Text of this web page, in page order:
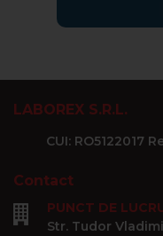
LABOREX S.R.L.
CUI: RO5122017
Contact
PUNCT DE
Str. Tudor